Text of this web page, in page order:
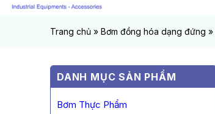
Trang chủ » Bơm đồng hóa dạng đứng »
DANH MỤC SẢN PHẨM
Bơm Thực Phẩm